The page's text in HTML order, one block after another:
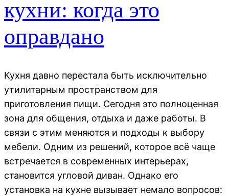
кухни: когда это
оправдано
Кухня давно перестала быть исключительно
утилитарным пространством для
приготовления пищи. Сегодня это полноценная
зона для общения, отдыха и даже работы. В
связи с этим меняются и подходы к выбору
мебели. Одним из решений, которое всё чаще
встречается в современных интерьерах,
становится угловой диван. Однако его
установка на кухне вызывает немало вопросов: